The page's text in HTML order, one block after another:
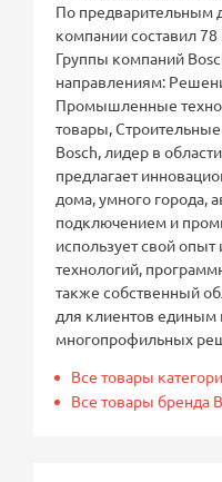
По предварительным
компании составил
Группы компаний
направлениям:
Промышленные
товары,
Bosch, лидер в
предлагает
дома, умного города,
подключением и
использует свой
технологий,
также собственный
для клиентов
многопрофильных
Все товары
Все товары бренда